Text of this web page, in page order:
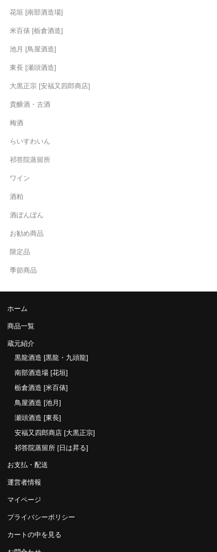
栃倉酒造 [米百俵]
鳥屋酒造 [池月]
瀬頭酒造 [東長]
マイページ
会員登録
カートの中を見る
花垣 [南部酒造場]
米百俵 [栃倉酒造]
池月 [鳥屋酒造]
東長 [瀬頭酒造]
大黒正宗 [安福又四郎商店]
貴醸酒・古酒
梅酒
らいすわいん
祁答院蒸留所
ワイン
酒粕
酒ぼんぼん
お勧め商品
限定品
季節商品
ホーム
商品一覧
蔵元紹介
黒龍酒造 [黒龍・九頭龍]
南部酒造場 [花垣]
栃倉酒造 [米百俵]
鳥屋酒造 [池月]
瀬頭酒造 [東長]
安福又四郎商店 [大黒正宗]
祁答院蒸留所 [日は昇る]
お支払・配送
運営者情報
マイページ
プライバシーポリシー
カートの中を見る